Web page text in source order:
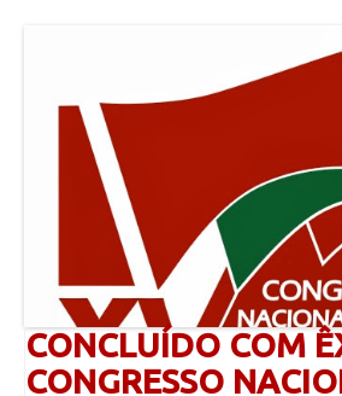
CONCLUÍDO COM
CONGRESSO